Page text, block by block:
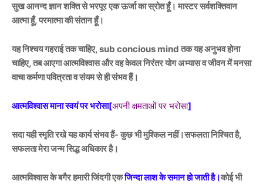
सुख आनन्द ज्ञान शक्ति से भरपूर एक ऊर्जा का स्रोत हूँ। मास्टर सर्वशक्तिवान
आत्मा हूँ, परमात्मा की संतान हूँ।
यह निश्चय गहराई तक चाहिए, sub concious mind तक यह अनुभव होना
चाहिए, तब आएगा आत्मविश्वास और वह केवल निरंतर योग अभ्यास व जीवन में मनसा
वाचा कर्मणा पवित्रता व संयम से ही संभव हैं।
आत्मविश्वास माना स्वयं पर भरोसा[अपनी क्षमताओं पर भरोसा]
सदा यही स्मृति रखे यह कार्य संभव हैं- कुछ भी मुश्किल नहीं।सफलता निश्चित है,
सफलता मेरा जन्म सिद्ध अधिकार है।
आत्मविश्वास के बगैर हमारी जिंदगी एकजिन्दा लाश के समान हो जाती है।कोई भी